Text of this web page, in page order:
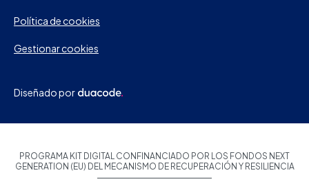
Política de cookies
Gestionar cookies
Diseñado por
PROGRAMA KIT DIGITAL CONFINANCIADO POR LOS FONDOS NEXT
GENERATION (EU) DEL MECANISMO DE RECUPERACIÓN Y RESILIENCIA